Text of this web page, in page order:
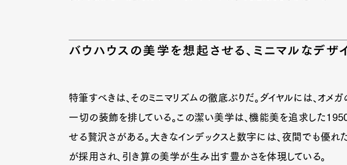
バウハウスの美学を想起させる、ミニマルなデザ
特筆すべきは、そのミニマリズムの徹底ぶりだ。ダイヤルには、オメ
一切の装飾を排している。この潔い美学は、機能美を追求した
せる贅沢さがある。大きなインデックスと数字には、夜間でも優
が採用され、引き算の美学が生み出す豊かさを体現している。